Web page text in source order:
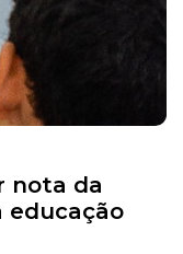
nota da
educação